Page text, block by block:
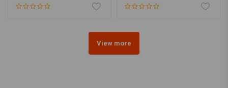
View more